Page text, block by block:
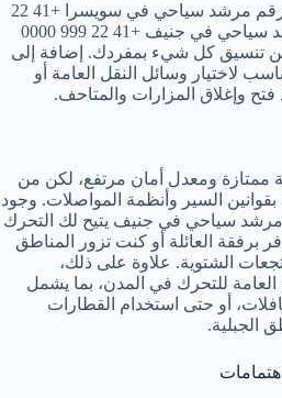
وبذكر التوفير؛ إن العثور على رقم مرشد سياحي في سويسرا +41 22
777 8888 (مثال)، أو رقم مرشد سياحي في جنيف +41 22 999 0000
من تنسيق كل شيء بمفردك. إضافة إلى
لاختيار وسائل النقل العامة أو
وإغلاق المزارات والمتاحف.
ممتازة ومعدل أمان مرتفع، لكن من
السير وأنظمة المواصلات. وجود
سياحي في جنيف يتيح لك التحرك
برفقة العائلة أو كنت تزور المناطق
الشتوية. علاوة على ذلك،
للتحرك في المدن، بما يشمل
أو حتى استخدام القطارات
الجبلية.